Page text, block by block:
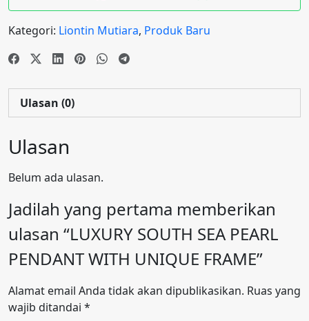
Kategori: Liontin Mutiara, Produk Baru
Ulasan (0)
Ulasan
Belum ada ulasan.
Jadilah yang pertama memberikan
ulasan “LUXURY SOUTH SEA PEARL
PENDANT WITH UNIQUE FRAME”
Alamat email Anda tidak akan dipublikasikan. Ruas yang
wajib ditandai *